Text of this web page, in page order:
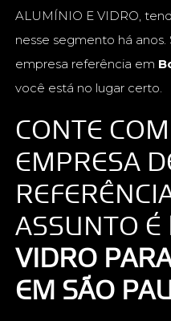
ALUMÍNIO E VIDRO,
nesse segmento há
empresa referência em
você está no lugar certo.
CONTE
EMPRESA
ASSUNTO É
VIDRO
EM SÃO